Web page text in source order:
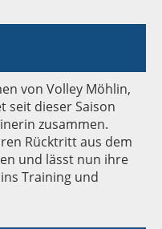
von Volley Möhlin,
seit dieser Saison
zusammen.
Rücktritt aus dem
und lässt nun ihre
Training und